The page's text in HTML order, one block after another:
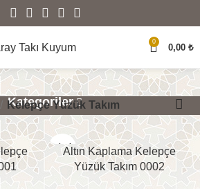
0
0,00 ₺
Kategoriler
Kelepçe Yüzük Takım
BITTIAltın Kaplama Kelepçe
Yüzük Takım 0002